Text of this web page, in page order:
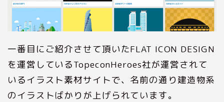
一番目にご紹介させて頂いたFLAT ICON DESIGN
を運営しているTopeconHeroes社が運営されて
いるイラスト素材サイトで、名前の通り建造物系
のイラストばかりが上げられています。